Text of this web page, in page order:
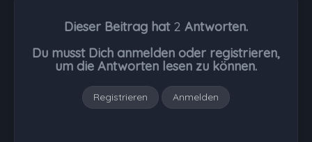
Dieser Beitrag hat 2 Antworten.
Du musst Dich anmelden oder registrieren,
um die Antworten lesen zu können.
Registrieren Anmelden